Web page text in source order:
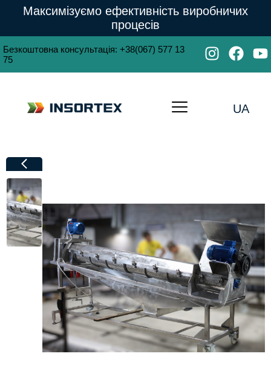
Максимізуємо ефективність виробничих
процесів
Безкоштовна консультація: +38(067) 577 13
75
UA